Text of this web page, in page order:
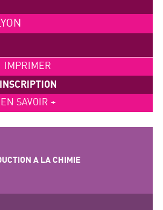
IMPRIMER
INSCRIPTION
EN SAVOIR +
A LA CHIMIE